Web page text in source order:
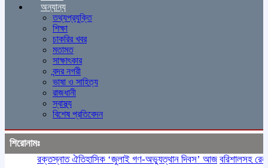
অন্যান্য
তথ্যপ্রযুক্তি
শিক্ষা
চাকরির খবর
মতামত
সাক্ষাৎকার
বন্দর নগরী
ভাষা ও সাহিত্য
রাজধানী
স্বাস্থ্য
বিশেষ প্রতিবেদন
শিরোনামঃ
রক্তস্নাত ঐতিহাসিক ‌‘জুলাই গণ-অভ্যুত্থান দিবস’ আজ বরিশালসহ